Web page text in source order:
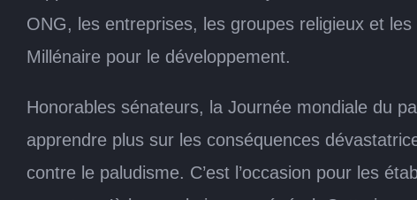
ONG, les entreprises, les groupes religieux et
Millénaire pour le développement.
Honorables sénateurs, la Journée mondiale du
apprendre plus sur les conséquences
contre le paludisme. C’est l’occasion pour les